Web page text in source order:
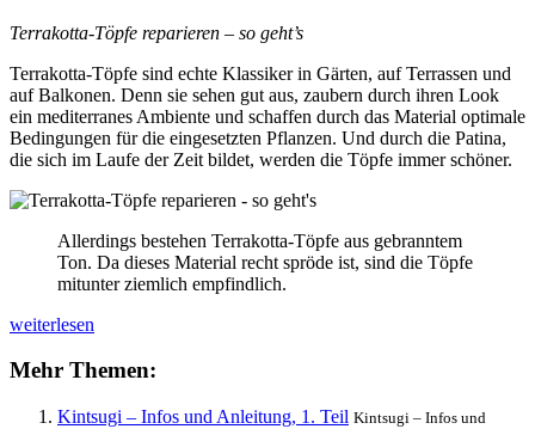
Terrakotta-Töpfe reparieren – so geht’s
Terrakotta-Töpfe sind echte Klassiker in Gärten, auf Terrassen und
auf Balkonen. Denn sie sehen gut aus, zaubern durch ihren Look
ein mediterranes Ambiente und schaffen durch das Material optimale
Bedingungen für die eingesetzten Pflanzen. Und durch die Patina,
die sich im Laufe der Zeit bildet, werden die Töpfe immer schöner.
Allerdings bestehen Terrakotta-Töpfe aus gebranntem
Ton. Da dieses Material recht spröde ist, sind die Töpfe
mitunter ziemlich empfindlich.
Terrakotta-
reparieren
weiterlesen
Mehr Themen:
Kintsugi – Infos und Anleitung, 1. Teil Kintsugi – Infos und